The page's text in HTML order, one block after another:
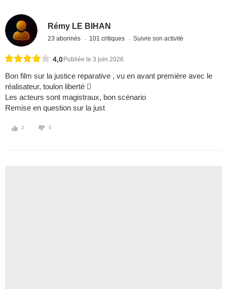
Rémy LE BIHAN
23 abonnés 101 critiques Suivre son activité
4,0 Publiée le 3 juin 2026
Bon film sur la justice reparative , vu en avant première avec le
réalisateur, toulon liberté 
Les acteurs sont magistraux, bon scénario
Remise en question sur la just
2 0